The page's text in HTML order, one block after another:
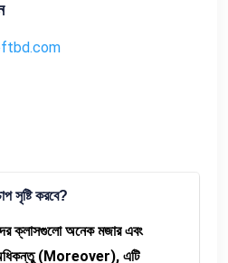
সৃষ্টি করবে?
ক্লাসগুলো অনেক মজার এবং
(Moreover), এটি